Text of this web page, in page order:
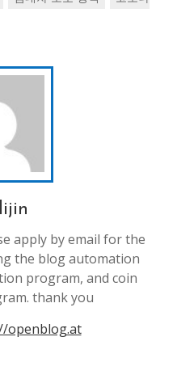
apply by email for the
the blog automation
program, and coin
thank you
openblog.at